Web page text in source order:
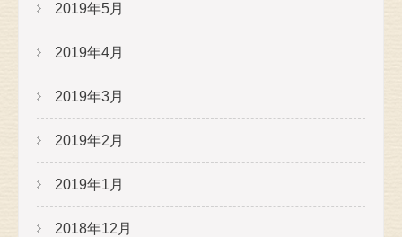
2019年5月
2019年4月
2019年3月
2019年2月
2019年1月
2018年12月